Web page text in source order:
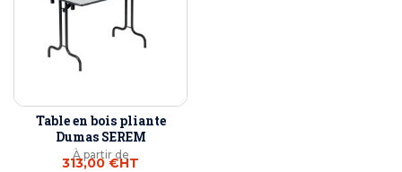
Table en bois pliante
Dumas SEREM
À partir de
313,00 €HT